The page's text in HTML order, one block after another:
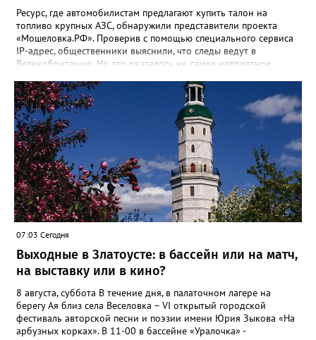
Ресурс, где автомобилистам предлагают купить талон на
топливо крупных АЗС, обнаружили представители проекта
«Мошеловка.РФ». Проверив с помощью специального сервиса
IP-адрес, общественники выяснили, что следы ведут в
Великобританию. Но это оказалось не самое неприятное
Единственный рабочий элемент страницы — это форма
выбора объема топлива на 10, 50 или 100 литров с
последующим переходом к оплате. А значит, это классическая
ловушка мошенников», - сообщил руководитель Народного
фронта в Челябинской области Денис Рыжий. Активисты
советуют землякам быть осторожнее. И рассказывать о
подобных схемах «Мошеловке.РФ». Между тем, ситуация на
российском топливном рынке вроде бы стабилизировалась,
рапортуют власти. По данным замминистра энергетики Павла
Сорокина, очередей на АЗС нет в Москве, Санкт-Петербурге и
Ленинградской области. Во многих регионах сняты
региональный топливный штаб был создан в конце июня. 18
июля после очередного заседания губернатор Алексей Текслер
поручил увеличить количество бензовозов, вывести на самые
загруженные АЗС полицейские патрули, контролировать запасы
бензина и объёмы его продаж, а также обеспечить
бесперебойное снабжение горючим пожарных, скорых и
общественного транспорта.
07:03 Сегодня
Выходные в Златоусте: в бассейн или на матч,
на выставку или в кино?
8 августа, суббота В течение дня, в палаточном лагере на
берегу Ая близ села Веселовка – VI открытый городской
фестиваль авторской песни и поэзии имени Юрия Зыкова «На
арбузных корках». В 11-00 в бассейне «Уралочка» -